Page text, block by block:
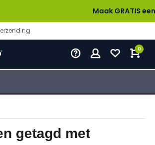
Maak GRATIS
0
getagd met